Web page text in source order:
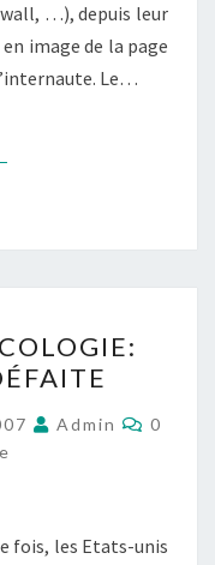
…), depuis leur
image de la page
Le…
LA SUITE
Admin
0
fois, les Etats-unis